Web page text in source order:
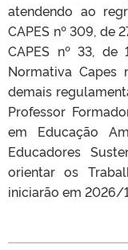
atendendo ao
CAPES nº 309, de
CAPES nº 33,
Normativa
demais
Professor
em Educação
Educadores
orientar os
iniciarão em 2026/